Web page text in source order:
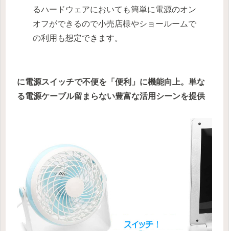
るハードウェアにおいても簡単に電源のオン
オフができるので小売店様やショールームで
の利用も想定できます。
に電源スイッチで不便を「便利」に機能向上。単な
る電源ケーブル留まらない豊富な活用シーンを提供